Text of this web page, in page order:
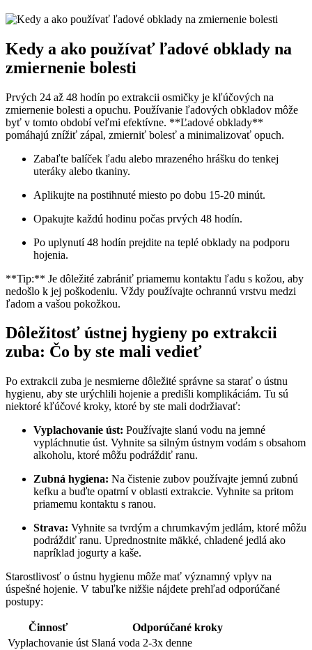
Kedy a ako používať ľadové obklady na
zmiernenie bolesti
Prvých 24 až 48 hodín po extrakcii osmičky je kľúčových na
zmiernenie bolesti a opuchu. Používanie ľadových obkladov môže
byť v tomto období veľmi efektívne. **Ľadové obklady**
pomáhajú znížiť zápal, zmierniť bolesť a minimalizovať opuch.
Zabaľte balíček ľadu alebo mrazeného hrášku do tenkej
uteráky alebo tkaniny.
Aplikujte na postihnuté miesto po dobu 15-20 minút.
Opakujte každú hodinu počas prvých 48 hodín.
Po uplynutí 48 hodín prejdite na teplé obklady na podporu
hojenia.
**Tip:** Je dôležité zabrániť priamemu kontaktu ľadu s kožou, aby
nedošlo k jej poškodeniu. Vždy používajte ochrannú vrstvu medzi
ľadom a vašou pokožkou.
Dôležitosť ústnej hygieny po extrakcii
zuba: Čo by ste mali vedieť
Po extrakcii zuba je nesmierne dôležité správne sa starať o ústnu
hygienu, aby ste urýchlili hojenie a predišli komplikáciám. Tu sú
niektoré kľúčové kroky, ktoré by ste mali dodržiavať:
Vyplachovanie úst: Používajte slanú vodu na jemné
vypláchnutie úst. Vyhnite sa silným ústnym vodám s obsahom
alkoholu, ktoré môžu podráždiť ranu.
Zubná hygiena: Na čistenie zubov používajte jemnú zubnú
kefku a buďte opatrní v oblasti extrakcie. Vyhnite sa pritom
priamemu kontaktu s ranou.
Strava: Vyhnite sa tvrdým a chrumkavým jedlám, ktoré môžu
podráždiť ranu. Uprednostnite mäkké, chladené jedlá ako
napríklad jogurty a kaše.
Starostlivosť o ústnu hygienu môže mať významný vplyv na
úspešné hojenie. V tabuľke nižšie nájdete prehľad odporúčané
postupy:
Činnosť
Odporúčané kroky
Vyplachovanie úst Slaná voda 2-3x denne